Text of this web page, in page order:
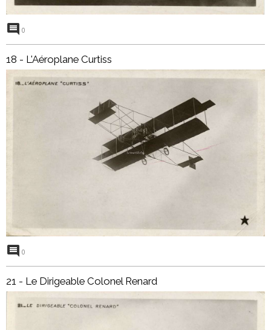
0
18 - L'Aéroplane Curtiss
0
21 - Le Dirigeable Colonel Renard